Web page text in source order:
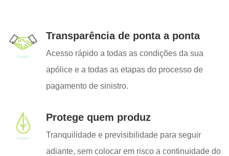
Transparência de ponta a ponta
Acesso rápido a todas as condições da sua
apólice e a todas as etapas do processo de
pagamento de sinistro.
Protege quem produz
Tranquilidade e previsibilidade para seguir
adiante, sem colocar em risco a continuidade do